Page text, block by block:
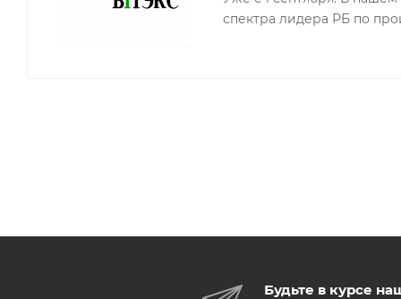
Идеальная тушь для тех, кто хочет все в одном
спектра лидера РБ по
Будьте в курсе